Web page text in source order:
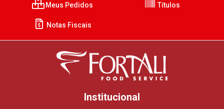
Meus Pedidos Títulos
Notas Fiscais
Institucional